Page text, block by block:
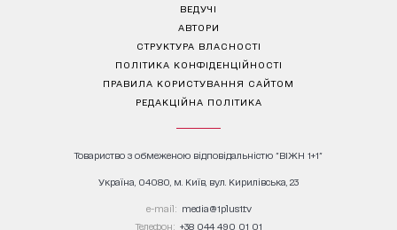
ВЕДУЧІ
АВТОРИ
СТРУКТУРА ВЛАСНОСТІ
ПОЛІТИКА КОНФІДЕНЦІЙНОСТІ
ПРАВИЛА КОРИСТУВАННЯ САЙТОМ
РЕДАКЦІЙНА ПОЛІТИКА
Товариство з обмеженою відповідальністю "ВІЖН 1+1"
Україна, 04080, м. Київ, вул. Кирилівська, 23
е-mail: media@1plus1.tv
Телефон: +38 044 490 01 01